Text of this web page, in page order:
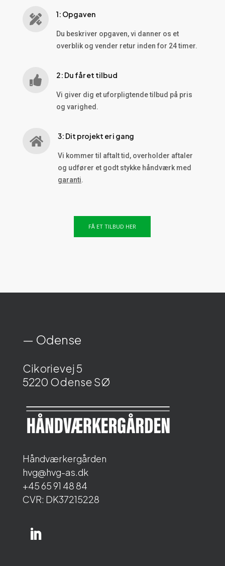
 1: Opgaven
Du beskriver opgaven, vi danner os et
overblik og vender retur inden for 24 timer.
 2: Du får et tilbud
Vi giver dig et uforpligtende tilbud på pris
og varighed.
 3: Dit projekt er i gang
Vi kommer til aftalt tid, overholder aftaler
og udfører et godt stykke håndværk med
garanti.
FÅ ET TILBUD HER
— Odense
Cikorievej 5
5220 Odense SØ
Håndværkergården
hvg@hvg-as.dk
+45 65 91 48 84
CVR: DK37215228